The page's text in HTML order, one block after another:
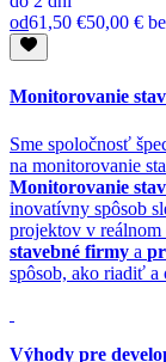
od61,50 €50,00 €
Monitorovanie
Sme spoločnosť
na monitorovanie
Monitorovanie
inovatívny spôsob
projektov v reálnom
stavebné firmy a
spôsob, ako riadiť a
Výhody pre